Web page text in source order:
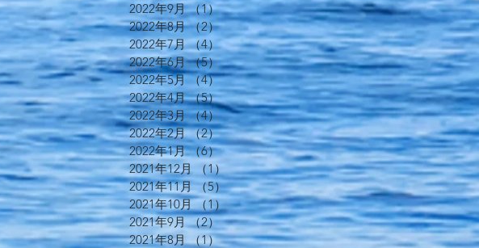
2022年9月 （1）1件の記事
2022年8月 （2）2件の記事
2022年7月 （4）4件の記事
2022年6月 （5）5件の記事
2022年5月 （4）4件の記事
2022年4月 （5）5件の記事
2022年3月 （4）4件の記事
2022年2月 （2）2件の記事
2022年1月 （6）6件の記事
2021年12月
（1）
1件の記事
2021年11月 （5）5件の記事
2021年10月 （1）1件の記事
2021年9月 （2）2件の記事
2021年8月 （1）1件の記事